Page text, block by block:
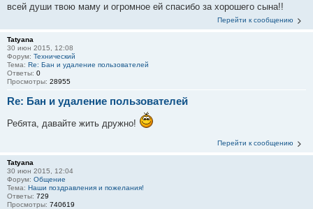
всей души твою маму и огромное ей спасибо за хорошего сына!!
Перейти к сообщению
Tatyana
30 июн 2015, 12:08
Форум: Технический
Тема: Re: Бан и удаление пользователей
Ответы: 0
Просмотры: 28955
Re: Бан и удаление пользователей
Ребята, давайте жить дружно!
Перейти к сообщению
Tatyana
30 июн 2015, 12:04
Форум: Общение
Тема: Наши поздравления и пожелания!
Ответы: 729
Просмотры: 740619